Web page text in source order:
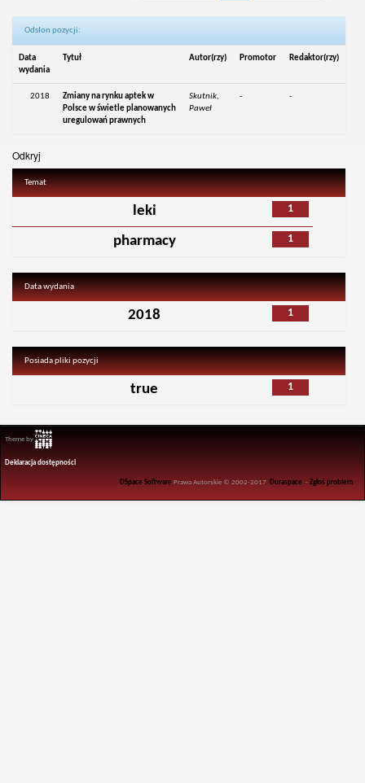
Odsłon pozycji:
Data
wydania
Tytuł Autor(rzy) Promotor Redaktor(rzy)
2018
Zmiany na rynku aptek w
Polsce w świetle planowanych
uregulowań prawnych
Skutnik,
Paweł
- -
Odkryj
Temat
1
leki
1
pharmacy
Data wydania
1
2018
Posiada pliki pozycji
1
true
Theme by
Deklaracja dostępności
DSpace Software Prawa Autorskie © 2002-2017 Duraspace -Zgłoś problem